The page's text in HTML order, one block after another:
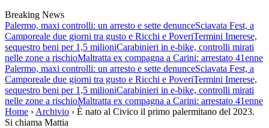
Breaking News
Palermo, maxi controlli: un arresto e sette denunceSciavata Fest, a
Camporeale due giorni tra gusto e Ricchi e PoveriTermini Imerese,
sequestro beni per 1,5 milioniCarabinieri in e-bike, controlli mirati
nelle zone a rischioMaltratta ex compagna a Carini: arrestato 41enne
Palermo, maxi controlli: un arresto e sette denunceSciavata Fest, a
Camporeale due giorni tra gusto e Ricchi e PoveriTermini Imerese,
sequestro beni per 1,5 milioniCarabinieri in e-bike, controlli mirati
nelle zone a rischioMaltratta ex compagna a Carini: arrestato 41enne
Home › Archivio › È nato al Civico il primo palermitano del 2023.
Si chiama Mattia